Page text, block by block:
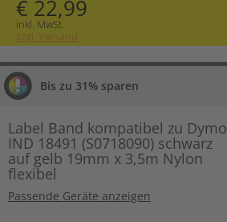
€ 22,99
inkl. MwSt.
zzgl. Versand
Bis zu 31% sparen
Label Band kompatibel zu Dymo
IND 18491 (S0718090) schwarz
auf gelb 19mm x 3,5m Nylon
flexibel
Passende Geräte anzeigen